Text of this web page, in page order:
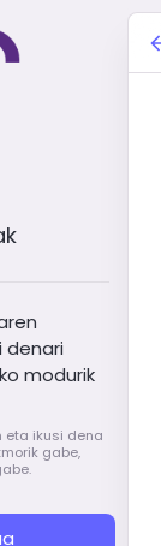
denari
modurik
eta ikusi dena
gabe,